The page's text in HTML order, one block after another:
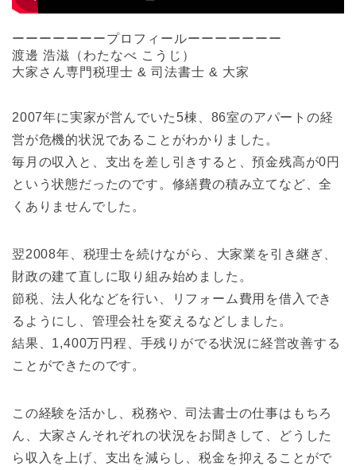
ーーーーーーープロフィールーーーーーーー
渡邊 浩滋（わたなべ こうじ）
大家さん専門税理士 & 司法書士 & 大家
2007年に実家が営んでいた5棟、86室のアパートの経
営が危機的状況であることがわかりました。
毎月の収入と、支出を差し引きすると、預金残高が0円
という状態だったのです。修繕費の積み立てなど、全
くありませんでした。
翌2008年、税理士を続けながら、大家業を引き継ぎ、
財政の建て直しに取り組み始めました。
節税、法人化などを行い、リフォーム費用を借入でき
るようにし、管理会社を変えるなどしました。
結果、1,400万円程、手残りがでる状況に経営改善する
ことができたのです。
この経験を活かし、税務や、司法書士の仕事はもちろ
ん、大家さんそれぞれの状況をお聞きして、どうした
ら収入を上げ、支出を減らし、税金を抑えることがで